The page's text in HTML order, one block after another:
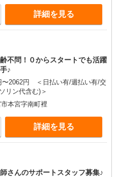
詳細を見る
不問！０からスタートでも活躍
♪
〜2062円 ＜日払い有/週払い有/交
リン代含む)＞
本宮字南町裡
詳細を見る
さんのサポートスタッフ募集♪